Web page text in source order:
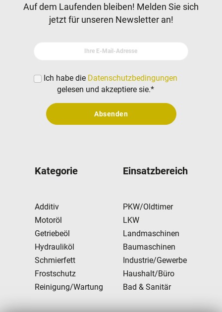
Kategorie
Additiv
Motoröl
Getriebeöl
Hydrauliköl
Schmierfett
Frostschutz
Reinigung/Wartung
Einsatzbereich
PKW/Oldtimer
LKW
Landmaschinen
Baumaschinen
Industrie/Gewerbe
Haushalt/Büro
Bad & Sanitär
Newsletter
Auf dem Laufenden bleiben! Melden Sie sich
jetzt für unseren Newsletter an!
Ihre E-Mail-Adresse
Ich habe die Datenschutzbedingungen
gelesen und akzeptiere sie.*
Absenden